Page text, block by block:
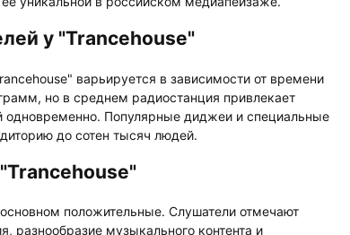
у "Trancehouse"
варьируется в зависимости от времени
но в среднем радиостанция привлекает
одновременно. Популярные диджеи и специальные
до сотен тысяч людей.
положительные. Слушатели отмечают
разнообразие музыкального контента и